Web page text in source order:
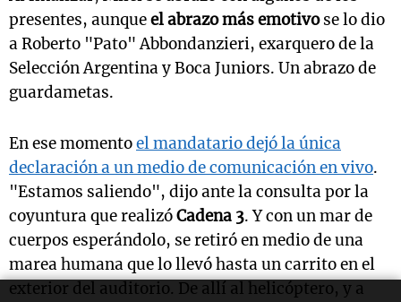
presentes, aunqueel abrazo más emotivose lo dio
a Roberto "Pato" Abbondanzieri, exarquero de la
Selección Argentina y Boca Juniors. Un abrazo de
guardametas.
En ese momentoel mandatario dejó la única
declaración a un medio de comunicación en vivo.
"Estamos saliendo", dijo ante la consulta por la
coyuntura que realizóCadena 3. Y con un mar de
cuerpos esperándolo, se retiró en medio de una
marea humana que lo llevó hasta un carrito en el
exterior del auditorio. De allí al helicóptero, y a